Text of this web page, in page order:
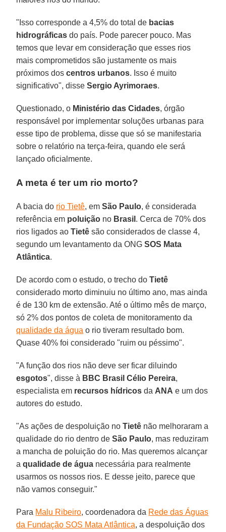
"Isso corresponde a 4,5% do total de bacias
hidrográficas do país. Pode parecer pouco. Mas
temos que levar em consideração que esses rios
mais comprometidos são justamente os mais
próximos doscentros urbanos. Isso é muito
significativo", disseSergio Ayrimoraes.
Questionado, o Ministério das Cidades, órgão
responsável por implementar soluções urbanas para
esse tipo de problema, disse que só se manifestaria
sobre o relatório na terça-feira, quando ele será
lançado oficialmente.
A meta é ter um rio morto?
A bacia do rio Tietê, emSão Paulo, é considerada
referência em poluição no Brasil . Cerca de 70% dos
rios ligados aoTietê são considerados de classe 4,
segundo um levantamento da ONGSOS Mata
Atlântica.
De acordo com o estudo, o trecho doTietê
considerado morto diminuiu no último ano, mas ainda
é de 130 km de extensão. Até o último mês de março,
só 2% dos pontos de coleta de monitoramento da
qualidade da água o rio tiveram resultado bom.
Quase 40% foi considerado "ruim ou péssimo".
"A função dos rios não deve ser ficar diluindo
esgotos", disse à BBC Brasil Célio Pereira,
especialista em recursos hídricos da ANA e um dos
autores do estudo.
"As ações de despoluição noTietê não melhoraram a
qualidade do rio dentro deSão Paulo, mas reduziram
a mancha de poluição do rio. Mas queremos alcançar
aqualidade de água necessária para realmente
usarmos os nossos rios. E desse jeito, parece que
não vamos conseguir."
Para Malu Ribeiro, coordenadora da Rede das Águas
da Fundação SOS Mata Atlântica, a despoluição dos